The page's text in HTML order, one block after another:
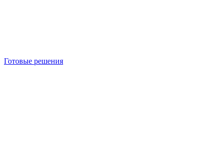
Готовые решения